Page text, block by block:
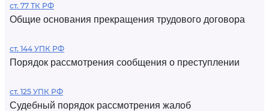
ст. 77 ТК РФ
Общие основания прекращения трудового договора
ст. 144 УПК РФ
Порядок рассмотрения сообщения о преступлении
ст. 125 УПК РФ
Судебный порядок рассмотрения жалоб